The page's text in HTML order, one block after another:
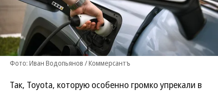
Фото: Иван Водопьянов / Коммерсантъ
Так, Toyota, которую особенно громко упрекали в